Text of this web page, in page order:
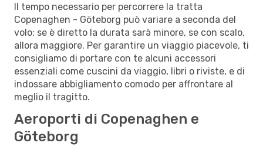
Il tempo necessario per percorrere la tratta
Copenaghen - Göteborg può variare a seconda del
volo: se è diretto la durata sarà minore, se con scalo,
allora maggiore. Per garantire un viaggio piacevole, ti
consigliamo di portare con te alcuni accessori
essenziali come cuscini da viaggio, libri o riviste, e di
indossare abbigliamento comodo per affrontare al
meglio il tragitto.
Aeroporti di Copenaghen e
Göteborg